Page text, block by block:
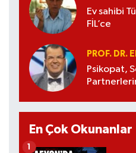
Ev sahibi
FİL’ce
PROF. DR.
Psikopat,
En Çok Okunanlar
1